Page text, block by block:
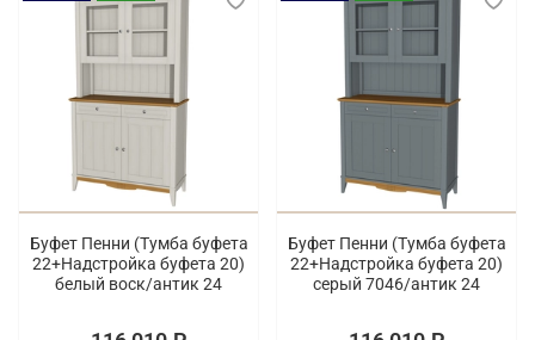
Буфет Пенни (Тумба буфета
22+Надстройка буфета 20)
белый воск/антик 24
Буфет Пенни (Тумба буфета
22+Надстройка буфета 20)
серый 7046/антик 24